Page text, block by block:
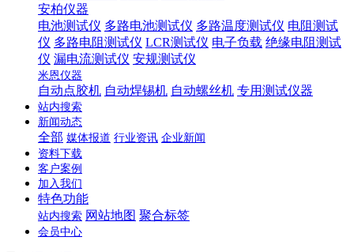
安柏仪器
电池测试仪 多路电池测试仪 多路温度测试仪 电阻测试
仪 多路电阻测试仪 LCR测试仪 电子负载 绝缘电阻测试
仪 漏电流测试仪 安规测试仪
米恩仪器
自动点胶机 自动焊锡机 自动螺丝机 专用测试仪器
站内搜索
新闻动态
全部 媒体报道 行业资讯 企业新闻
资料下载
客户案例
加入我们
特色功能
站内搜索 网站地图 聚合标签
会员中心